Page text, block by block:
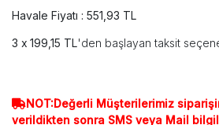
Havale Fiyatı : 551,93 TL
199,15 TL'den başlayan taksit
NOT:Değerli Müşterilerimiz
verildikten sonra SMS veya Mail